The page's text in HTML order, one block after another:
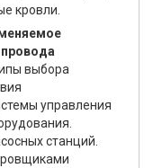
кровли.
выбора
управления
станций.